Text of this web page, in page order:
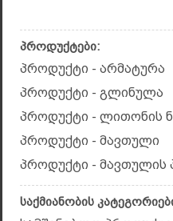
პროდუქტები:
პროდუქტი - არმატურა
პროდუქტი - გლინულა
პროდუქტი - ლითონის
პროდუქტი - მავთული
პროდუქტი - მავთულის
საქმიანობის